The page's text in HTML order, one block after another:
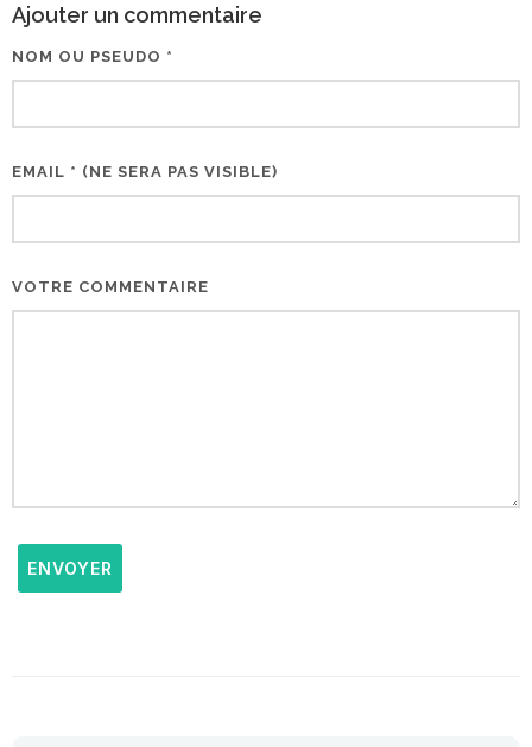
Ajouter un commentaire
NOM OU PSEUDO *
EMAIL * (NE SERA PAS VISIBLE)
VOTRE COMMENTAIRE
ENVOYER